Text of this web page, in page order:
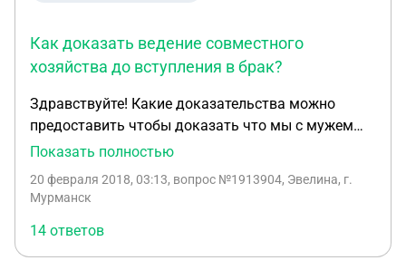
Как доказать ведение совместного
хозяйства до вступления в брак?
Здравствуйте! Какие доказательства можно
предоставить чтобы доказать что мы с мужем
вели совместное хозяйство восемь лет до
дом. Муж написал завещание на детей от первого
зарегистрировали брак в августе 2017 года. В
сентябре 2017 года мы купили квартиру. В январе
Показать полностью
20 февраля 2018, 03:13, вопрос №1913904, Эвелина, г.
Мурманск
14 ответов